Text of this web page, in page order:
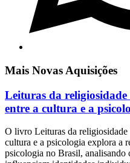
Mais Novas Aquisições
Leituras da religiosidade
entre a cultura e a
O livro Leituras da religiosidade
cultura e a psicologia explora a
psicologia no Brasil, analisando